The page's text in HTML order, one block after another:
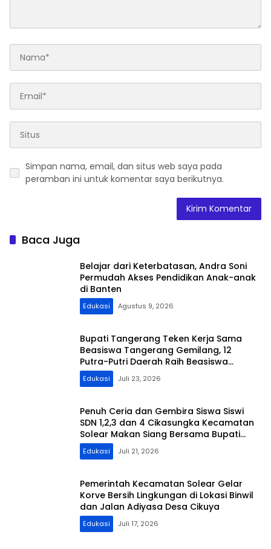
Simpan nama, email, dan situs web saya pada
peramban ini untuk komentar saya berikutnya.
Baca Juga
Belajar dari Keterbatasan, Andra Soni
Permudah Akses Pendidikan Anak-anak
di Banten
Edukasi Agustus 9, 2026
Bupati Tangerang Teken Kerja Sama
Beasiswa Tangerang Gemilang, 12
Putra-Putri Daerah Raih Beasiswa
Pendidikan Transportasi
Edukasi Juli 23, 2026
Penuh Ceria dan Gembira Siswa Siswi
SDN 1,2,3 dan 4 Cikasungka Kecamatan
Solear Makan Siang Bersama Bupati
Tangerang
Edukasi Juli 21, 2026
Pemerintah Kecamatan Solear Gelar
Korve Bersih Lingkungan di Lokasi Binwil
dan Jalan Adiyasa Desa Cikuya
Edukasi Juli 17, 2026